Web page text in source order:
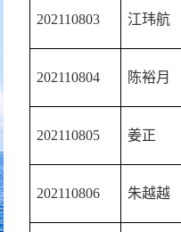
202110803 江玮航
202110804 陈裕月
202110805 姜正
202110806 朱越越